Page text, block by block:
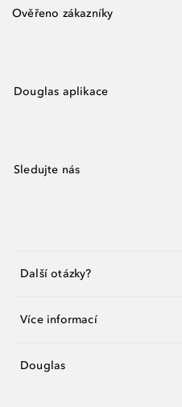
Ověřeno zákazníky
Douglas aplikace
Sledujte nás
Další otázky?
Více informací
Douglas